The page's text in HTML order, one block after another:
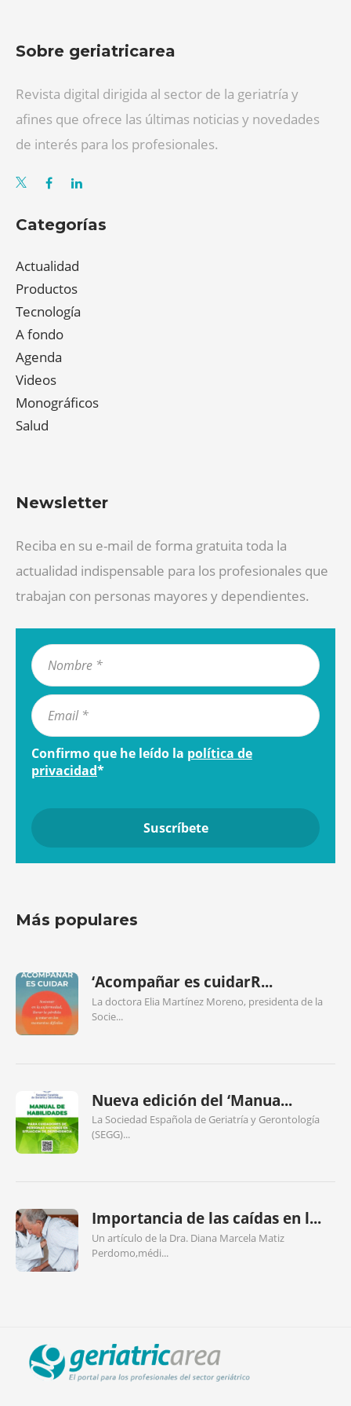
Sobre geriatricarea
Revista digital dirigida al sector de la geriatría y
afines que ofrece las últimas noticias y novedades
de interés para los profesionales.
Categorías
Actualidad
Productos
Tecnología
A fondo
Agenda
Videos
Monográficos
Salud
Newsletter
Reciba en su e-mail de forma gratuita toda la
actualidad indispensable para los profesionales que
trabajan con personas mayores y dependientes.
Confirmo que he leído la política de
privacidad*
Más populares
‘Acompañar es cuidarR...
La doctora Elia Martínez Moreno, presidenta de la
Socie...
Nueva edición del ‘Manua...
La Sociedad Española de Geriatría y Gerontología
(SEGG)...
Importancia de las caídas en l...
Un artículo de la Dra. Diana Marcela Matiz
Perdomo,médi...